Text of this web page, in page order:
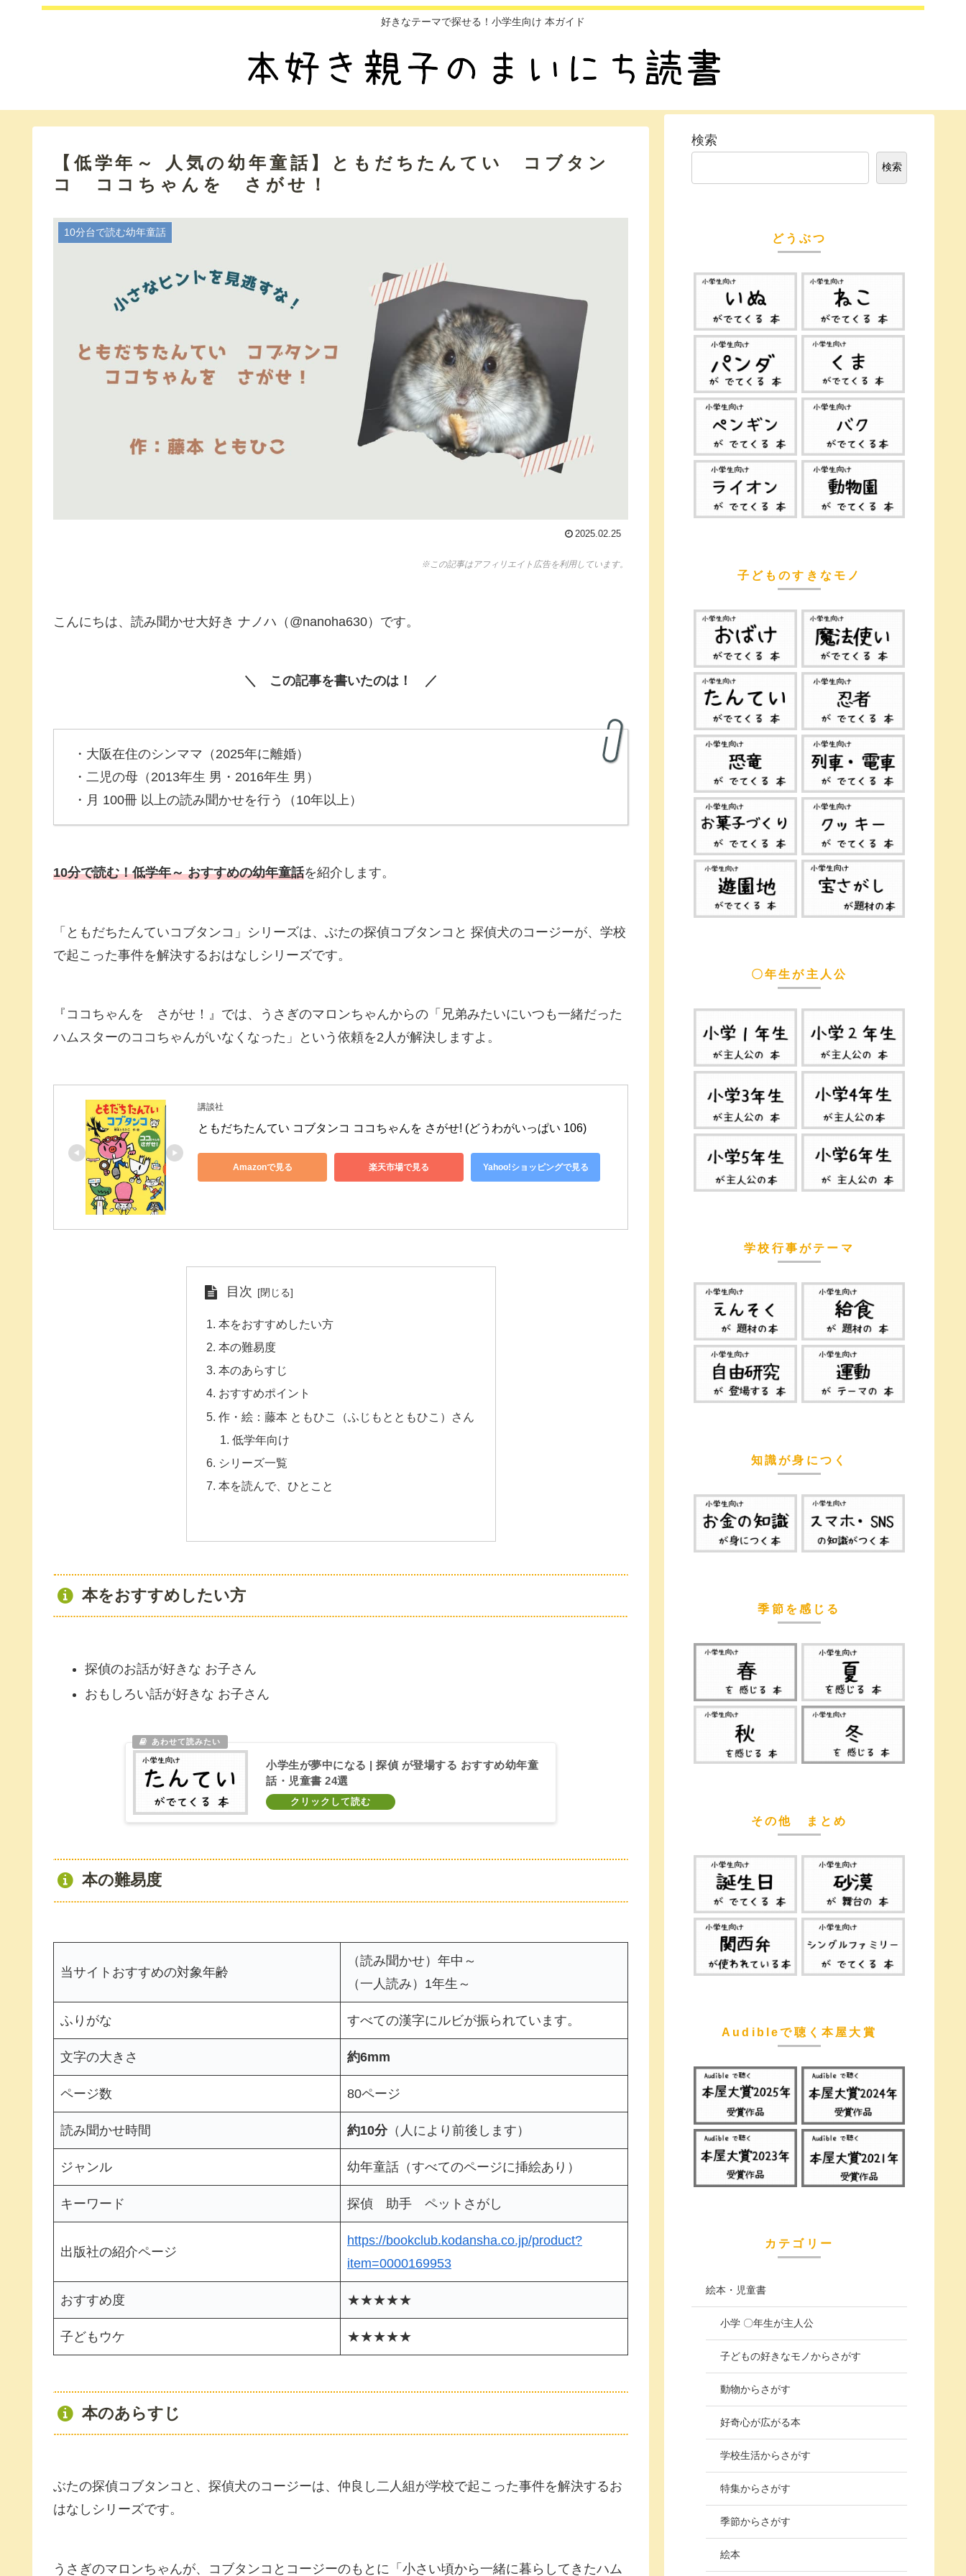
好きなテーマで探せる！小学生向け 本ガイド
【低学年～ 人気の幼年童話】ともだちたんてい コブタン
コ ココちゃんを さがせ！
10分台で読む幼年童話
2025.02.25
※この記事はアフィリエイト広告を利用しています。
こんにちは、読み聞かせ大好き ナノハ（@nanoha630）です。
＼ この記事を書いたのは！ ／
・大阪在住のシンママ（2025年に離婚）
・二児の母（2013年生 男・2016年生 男）
・月 100冊 以上の読み聞かせを行う（10年以上）
10分で読む！低学年～ おすすめの幼年童話を紹介します。
「ともだちたんていコブタンコ」シリーズは、ぶたの探偵コブタンコと 探偵犬のコージーが、学校
で起こった事件を解決するおはなしシリーズです。
『ココちゃんを さがせ！』では、うさぎのマロンちゃんからの「兄弟みたいにいつも一緒だった
ハムスターのココちゃんがいなくなった」という依頼を2人が解決しますよ。
講談社
ともだちたんてい コブタンコ ココちゃんを さがせ! (どうわがいっぱい 106)
Amazonで見る 楽天市場で見る Yahoo!ショッピングで見る
目次
本をおすすめしたい方
本の難易度
本のあらすじ
おすすめポイント
作・絵：藤本 ともひこ（ふじもとともひこ）さん
低学年向け
シリーズ一覧
本を読んで、ひとこと
本をおすすめしたい方
探偵のお話が好きな お子さん
おもしろい話が好きな お子さん
小学生が夢中になる | 探偵 が登場する おすすめ幼年童
話・児童書 24選
本の難易度
当サイトおすすめの対象年齢
（読み聞かせ）年中～
（一人読み）1年生～
ふりがな すべての漢字にルビが振られています。
文字の大きさ 約6mm
ページ数 80ページ
読み聞かせ時間 約10分（人により前後します）
ジャンル 幼年童話（すべてのページに挿絵あり）
キーワード 探偵 助手 ペットさがし
出版社の紹介ページ
https://bookclub.kodansha.co.jp/product?
item=0000169953
おすすめ度 ★★★★★
子どもウケ ★★★★★
本のあらすじ
ぶたの探偵コブタンコと、探偵犬のコージーは、仲良し二人組が学校で起こった事件を解決するお
はなしシリーズです。
うさぎのマロンちゃんが、コブタンコとコージーのもとに「小さい頃から一緒に暮らしてきたハム
検索
検索
どうぶつ
子どものすきなモノ
〇年生が主人公
学校行事がテーマ
知識が身につく
季節を感じる
その他 まとめ
Audibleで聴く本屋大賞
カテゴリー
絵本・児童書
小学 〇年生が主人公
子どもの好きなモノからさがす
動物からさがす
好奇心が広がる本
学校生活からさがす
特集からさがす
季節からさがす
絵本